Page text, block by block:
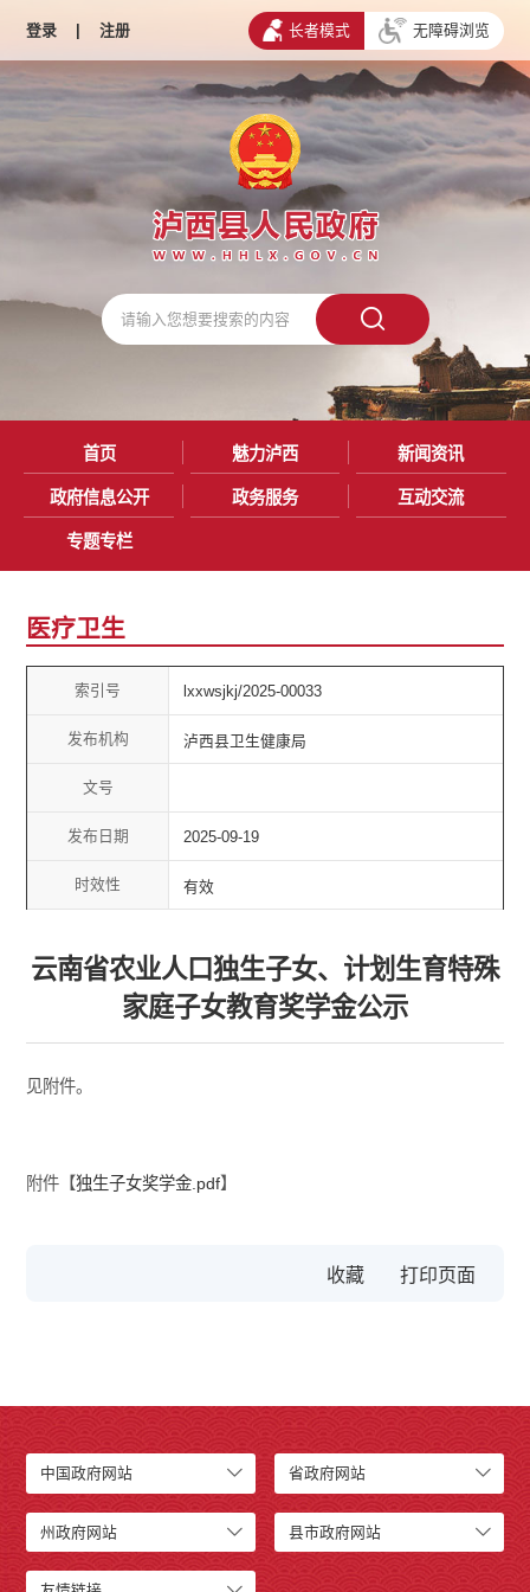
登录 | 注册 长者模式 无障碍浏览
首页 魅力泸西 新闻资讯
政府信息公开 政务服务 互动交流
专题专栏
医疗卫生
索引号 lxxwsjkj/2025-00033
发布机构 泸西县卫生健康局
文号
发布日期 2025-09-19
时效性 有效
云南省农业人口独生子女、计划生育特殊
家庭子女教育奖学金公示
见附件。
附件【独生子女奖学金.pdf】
收藏
中国政府网站 省政府网站
州政府网站 县市政府网站